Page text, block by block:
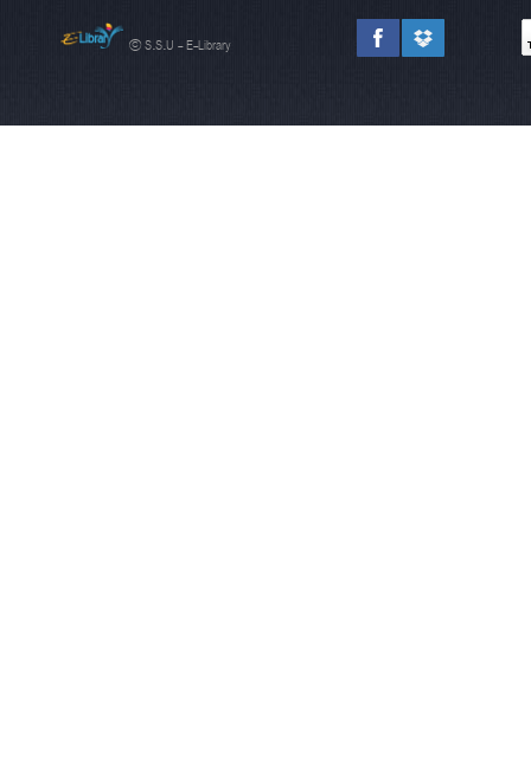
© S.S.U - E-Library